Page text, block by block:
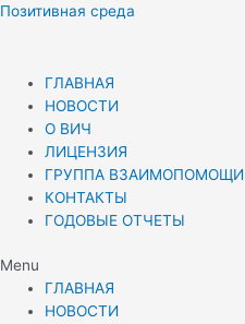
Перейти
Позитивная среда
ГЛАВНАЯ
НОВОСТИ
О ВИЧ
ЛИЦЕНЗИЯ
ГРУППА ВЗАИМОПОМОЩИ
КОНТАКТЫ
ГОДОВЫЕ ОТЧЕТЫ
Menu
ГЛАВНАЯ
НОВОСТИ